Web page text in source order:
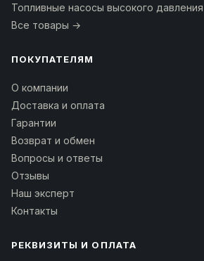
Топливные насосы высокого давления
Все товары →
ПОКУПАТЕЛЯМ
О компании
Доставка и оплата
Гарантии
Возврат и обмен
Вопросы и ответы
Отзывы
Наш эксперт
Контакты
РЕКВИЗИТЫ И ОПЛАТА